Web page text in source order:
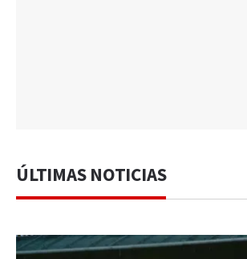
ÚLTIMAS NOTICIAS